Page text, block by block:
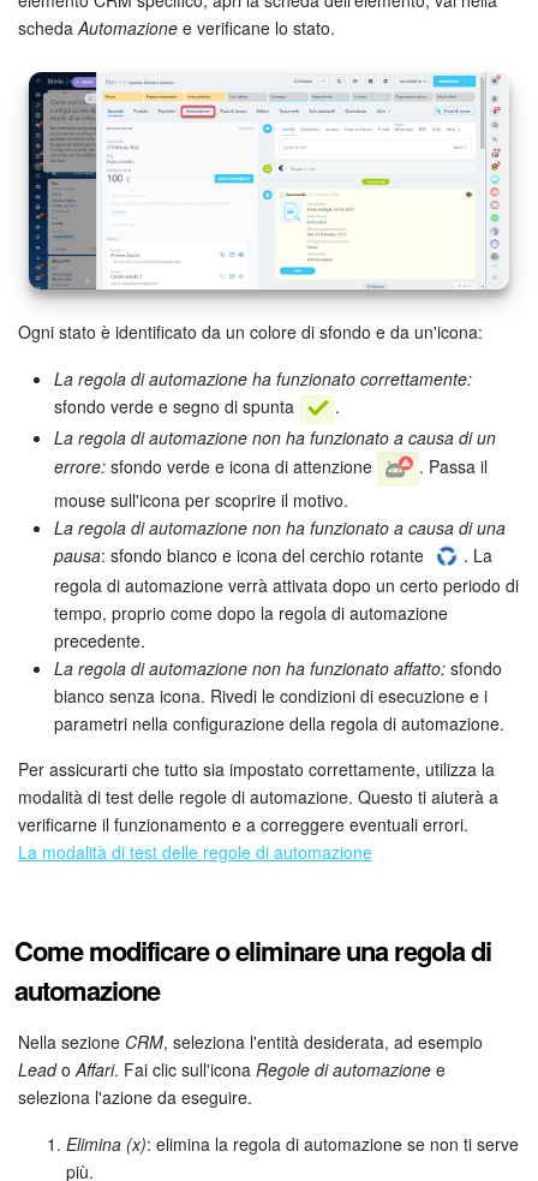
schedaAutomazione e verificane lo stato.
Ogni stato è identificato da un colore di sfondo e da un'icona:
La regola di automazione ha funzionato correttamente:
sfondo verde e segno di spunta
.
La regola di automazione non ha funzionato a causa di un
errore: sfondo verde e icona di attenzione
. Passa il
mouse sull'icona per scoprire il motivo.
La regola di automazione non ha funzionato a causa di una
pausa: sfondo bianco e icona del cerchio rotante
. La
regola di automazione verrà attivata dopo un certo periodo di
tempo, proprio come dopo la regola di automazione
precedente.
La regola di automazione non ha funzionato affatto: sfondo
bianco senza icona. Rivedi le condizioni di esecuzione e i
parametri nella configurazione della regola di automazione.
Per assicurarti che tutto sia impostato correttamente, utilizza la
modalità di test delle regole di automazione. Questo ti aiuterà a
verificarne il funzionamento e a correggere eventuali errori.
La modalità di test delle regole di automazione
Come modificare o eliminare una regola di
automazione
Nella sezione CRM, seleziona l'entità desiderata, ad esempio
Leado Affari. Fai clic sull'icona Regole di automazione e
seleziona l'azione da eseguire.
Elimina (x): elimina la regola di automazione se non ti serve
più.